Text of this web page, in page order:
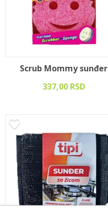
Scrub Mommy sunđer
337,00 RSD